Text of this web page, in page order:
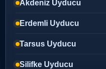
Akdeniz Uyducu
Erdemli Uyducu
Tarsus Uyducu
Silifke Uyducu